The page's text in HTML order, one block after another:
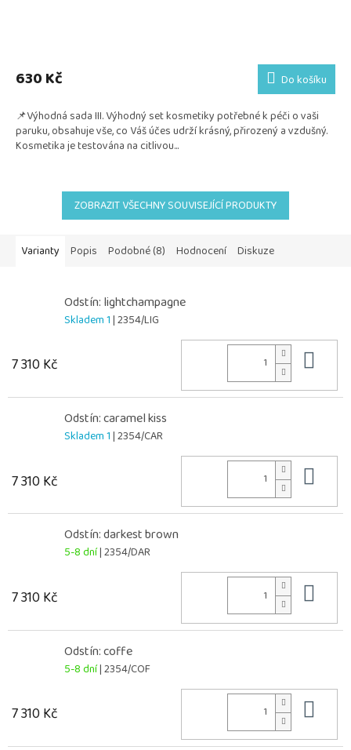
produktu
je
z
5
hvězdiček.
630 Kč Do košíku
📌Výhodná sada III. Výhodný set kosmetiky potřebné k péči o vaši
paruku, obsahuje vše, co Váš účes udrží krásný, přirozený a vzdušný.
Kosmetika je testována na citlivou...
ZOBRAZIT VŠECHNY SOUVISEJÍCÍ PRODUKTY
Varianty Popis Podobné (8) Hodnocení Diskuze
Odstín: lightchampagne
Skladem 1| 2354/LIG
7 310 Kč
Odstín: caramel kiss
Skladem 1| 2354/CAR
7 310 Kč
Odstín: darkest brown
5-8 dní| 2354/DAR
7 310 Kč
Odstín: coffe
5-8 dní| 2354/COF
7 310 Kč